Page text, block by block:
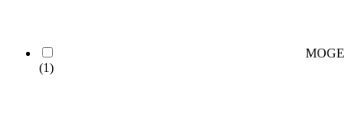
MOGE
(1)